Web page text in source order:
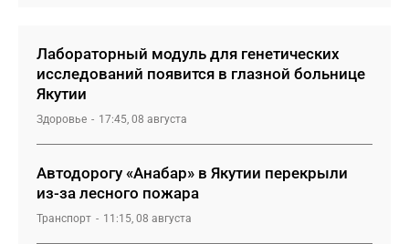
Лабораторный модуль для генетических
исследований появится в глазной больнице
Якутии
Здоровье 17:45, 08 августа
Автодорогу «Анабар» в Якутии перекрыли
из-за лесного пожара
Транспорт 11:15, 08 августа